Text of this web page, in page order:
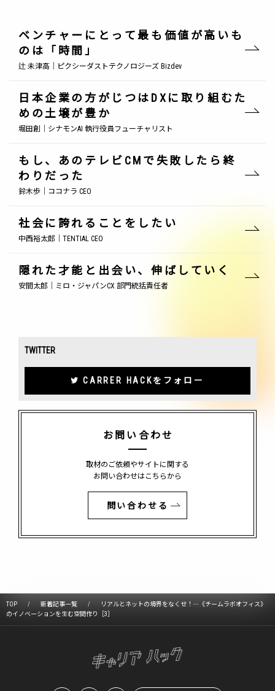
ベンチャーにとって最も価値が高いも
のは「時間」
辻 未津高｜ピクシーダストテクノロジーズ Bizdev
日本企業の方がじつはDXに取り組むた
めの土壌が豊か
堀田創｜シナモンAI 執行役員フューチャリスト
もし、あのテレビCMで失敗したら終
わりだった
鈴木歩｜ココナラ CEO
社会に誇れることをしたい
中西裕太郎｜TENTIAL CEO
隠れた才能と出会い、伸ばしていく
安間太郎｜ミロ・ジャパンCX 部門統括責任者
TWITTER
CARRER HACKをフォロー
お問い合わせ
取材のご依頼やサイトに関する
お問い合わせはこちらから
問い合わせる
TOP 新着記事一覧
リアルとネットの境界をなくせ！―《チームラボオフィス》
のイノベーションを生む空間作り［3］